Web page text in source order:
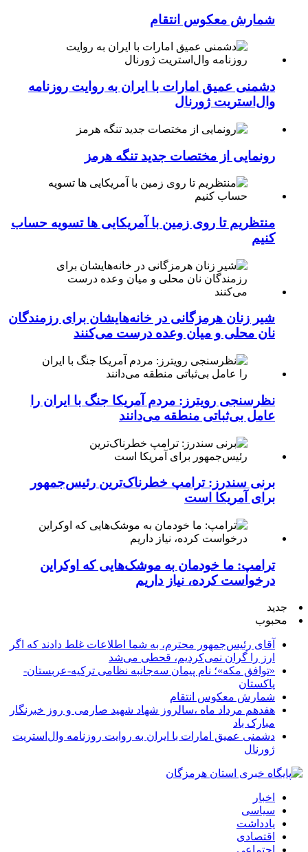
شمارش معکوس انتقام
دشمنی عمیق امارات با ایران به روایت روزنامه
وال‌استریت ژورنال
رونمایی از مختصات جدید تنگه هرمز
منتظریم تا روی زمین با آمریکایی ها تسویه حساب
کنیم
شیر زنان هرمزگانی در خانه‌هایشان برای رزمندگان
نان محلی و میان وعده درست می‌کنند
نظرسنجی رویترز: مردم آمریکا جنگ با ایران را
عامل بی‌ثباتی منطقه می‌دانند
برنی سندرز: ترامپ خطرناک‌ترین رئیس‌جمهور
برای آمریکا است
ترامپ: ما خودمان به موشک‌هایی که اوکراین
درخواست کرده، نیاز داریم
جدید
محبوب
آقای رئیس‌جمهور محترم، به شما اطلاعات غلط دادند که اگر
ارز را گران نمی‌کردیم، قحطی می‌شد
«توافق مکه»؛ نام پیمان سه‌جانبه نظامی ترکیه-عربستان-
پاکستان
شمارش معکوس انتقام
هفدهم مرداد ماه ،سالروز شهاد شهید صارمی و روز خبرنگار
مبارک باد
دشمنی عمیق امارات با ایران به روایت روزنامه وال‌استریت
ژورنال
اخبار
سیاسی
یادداشت
اقتصادی